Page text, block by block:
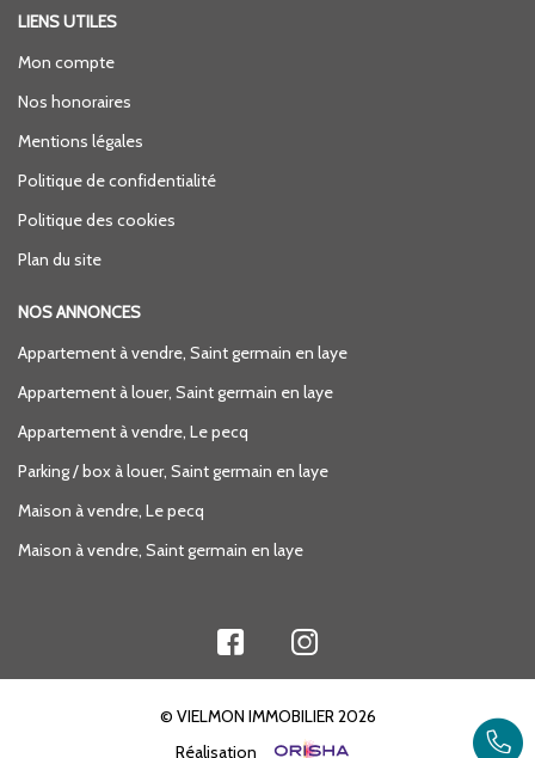
LIENS UTILES
Mon compte
Nos honoraires
Mentions légales
Politique de confidentialité
Politique des cookies
Plan du site
NOS ANNONCES
Appartement à vendre, Saint germain en laye
Appartement à louer, Saint germain en laye
Appartement à vendre, Le pecq
Parking / box à louer, Saint germain en laye
Maison à vendre, Le pecq
Maison à vendre, Saint germain en laye
© VIELMON IMMOBILIER 2026
Réalisation